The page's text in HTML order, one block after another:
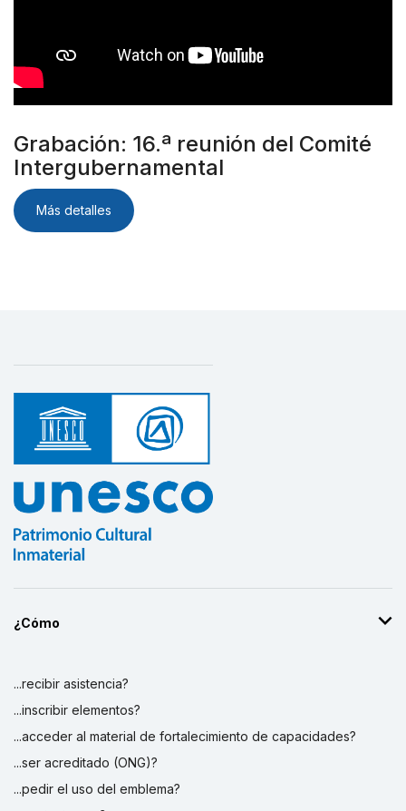
Grabación: 16.ª reunión del Comité
Intergubernamental
Más detalles
¿Cómo
...recibir asistencia?
...inscribir elementos?
...acceder al material de fortalecimiento de capacidades?
...ser acreditado (ONG)?
...pedir el uso del emblema?